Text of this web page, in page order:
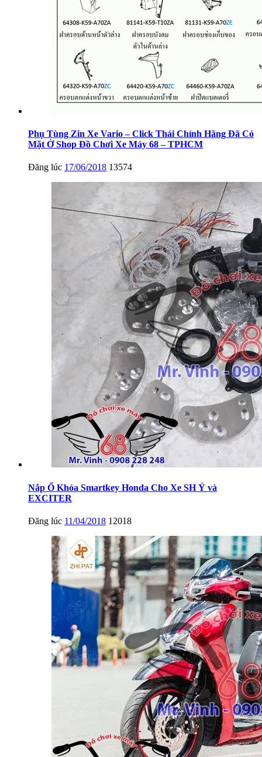
Phụ Tùng Zin Xe Vario – Click Thái Chính Hãng Đã Có
Mặt Ở Shop Đồ Chơi Xe Máy 68 – TPHCM
Đăng lúc 17/06/2018 13574
Nắp Ổ Khóa Smartkey Honda Cho Xe SH Ý và
EXCITER
Đăng lúc 11/04/2018 12018